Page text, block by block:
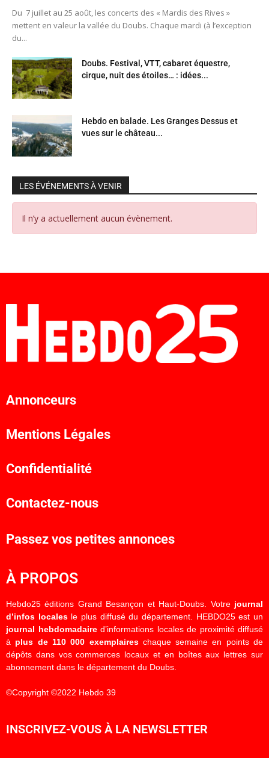
Du 7 juillet au 25 août, les concerts des « Mardis des Rives »
mettent en valeur la vallée du Doubs. Chaque mardi (à l’exception
du...
Doubs. Festival, VTT, cabaret équestre,
cirque, nuit des étoiles… : idées...
Hebdo en balade. Les Granges Dessus et
vues sur le château...
LES ÉVÉNEMENTS À VENIR
Il n’y a actuellement aucun évènement.
Annonceurs
Mentions Légales
Confidentialité
Contactez-nous
Passez vos petites annonces
À PROPOS
Hebdo25 éditions Grand Besançon et Haut-Doubs. Votre journal
d’infos localesle plus diffusé du département. HEBDO25 est un
journal hebdomadaired’informations locales de proximité diffusé
à plus de 110 000 exemplaireschaque semaine en points de
dépôts dans vos commerces locaux et en boîtes aux lettres sur
abonnement dans le département du Doubs.
©Copyright ©2022 Hebdo 39
INSCRIVEZ-VOUS À LA NEWSLETTER